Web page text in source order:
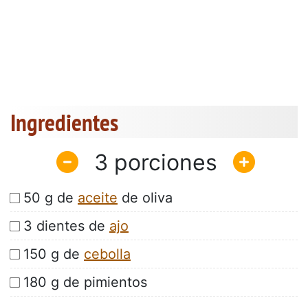
Ingredientes
3
50 g de aceite de oliva
3 dientes de ajo
150 g de cebolla
180 g de pimientos